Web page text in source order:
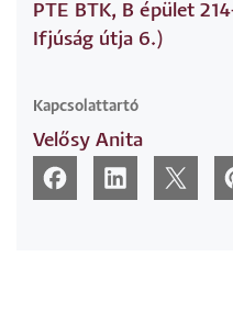
PTE BTK, B épület
Ifjúság útja 6.)
Kapcsolattartó
Velősy Anita